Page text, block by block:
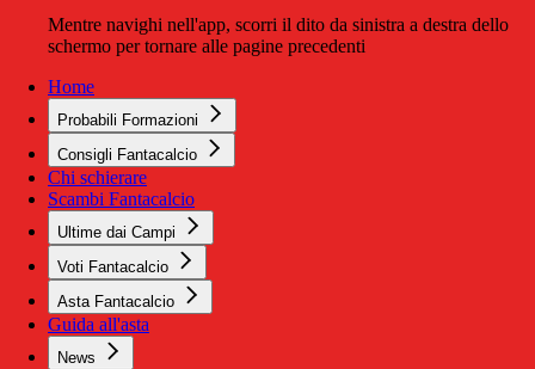
Mentre navighi nell'app, scorri il dito da sinistra a destra dello
schermo per tornare alle pagine precedenti
Home
Probabili Formazioni
Consigli Fantacalcio
Chi schierare
Scambi Fantacalcio
Ultime dai Campi
Voti Fantacalcio
Asta Fantacalcio
Guida all'asta
News